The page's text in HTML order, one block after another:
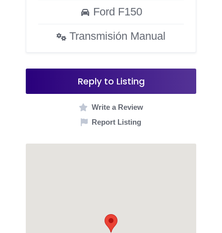
Ford F150
Transmisión Manual
Reply to Listing
Write a Review
Report Listing